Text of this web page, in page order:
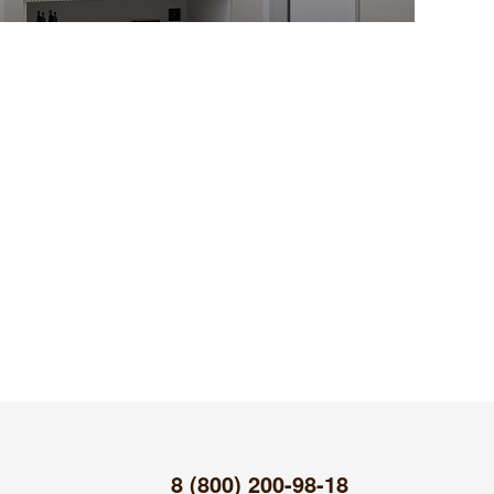
8 (800) 200-98-18